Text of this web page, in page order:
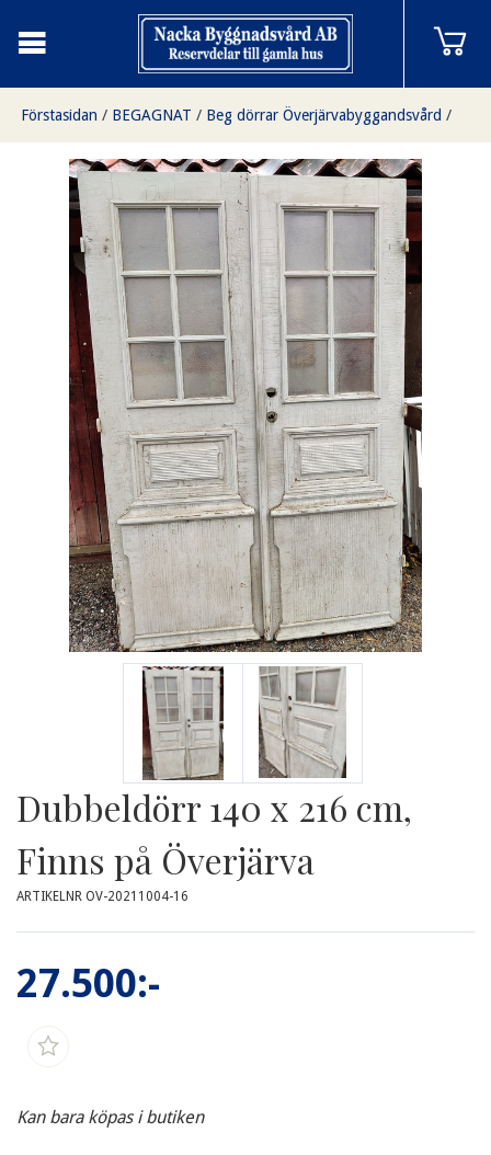
Förstasidan / BEGAGNAT / Beg dörrar Överjärvabyggandsvård /
Dubbeldörr med glas /
Dubbeldörr 140 x 216 cm, Finns på Överjärva
Dubbeldörr 140 x 216 cm,
Finns på Överjärva
ARTIKELNR OV-20211004-16
27.500:-
Kan bara köpas i butiken